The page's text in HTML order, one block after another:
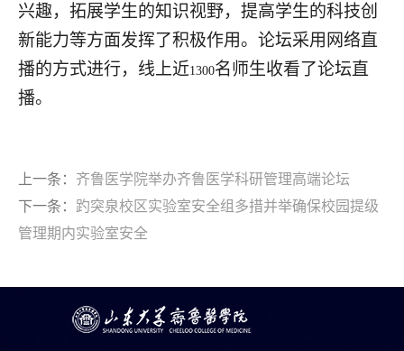
兴趣，拓展学生的知识视野，提高学生的科技创
新能力等方面发挥了积极作用。论坛采用网络直
播的方式进行，线上近1300名师生收看了论坛直
播。
上一条： 齐鲁医学院举办齐鲁医学科研管理高端论坛
下一条： 趵突泉校区实验室安全组多措并举确保校园提级
管理期内实验室安全